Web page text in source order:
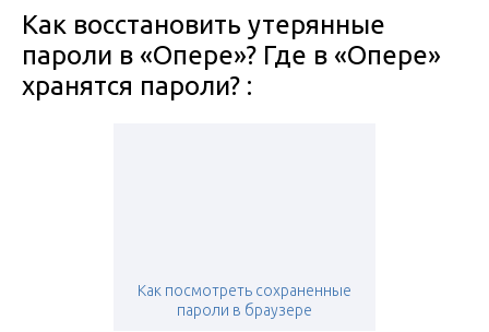
Как восстановить утерянные
пароли в «Опере»? Где в «Опере»
хранятся пароли? :
Как посмотреть сохраненные
пароли в браузере